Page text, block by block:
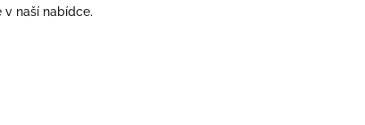
naší nabídce.